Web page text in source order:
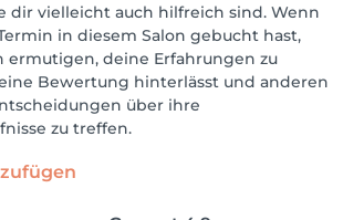
dir vielleicht auch hilfreich sind. Wenn
in diesem Salon gebucht hast,
ermutigen, deine Erfahrungen zu
Bewertung hinterlässt und anderen
über ihre
zu treffen.